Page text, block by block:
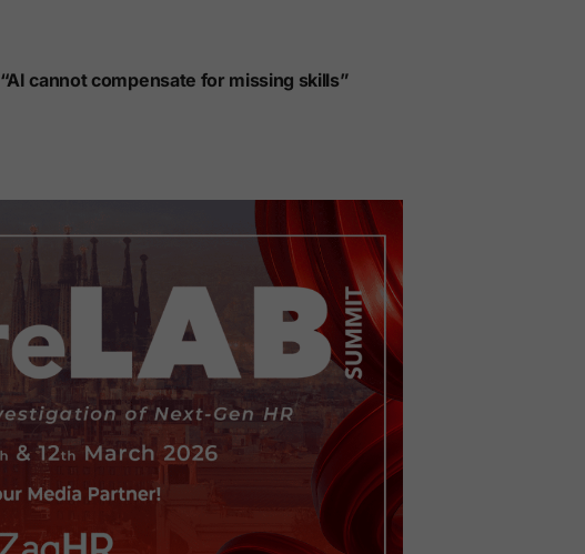
“AI cannot compensate for missing skills”